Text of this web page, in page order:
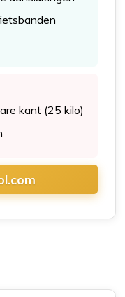
kant (25 kilo)